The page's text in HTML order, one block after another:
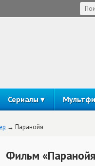
Сериалы
Паранойя
Фильм